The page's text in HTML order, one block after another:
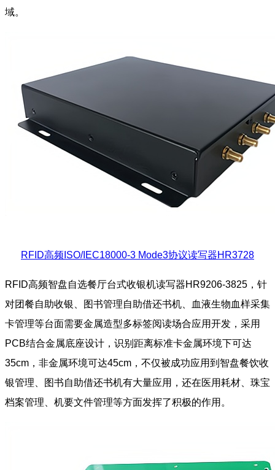
域。
RFID高频ISO/IEC18000-3 Mode3协议读写器HR3728
RFID高频智盘自选餐厅台式收银机读写器HR9206-3825，针
对团餐自助收银、图书管理自助借还书机、血液生物血样采集
卡管理等台面需要金属造型多标签阅读场合应用开发，采用
PCB结合金属底座设计，识别距离标准卡金属环境下可达
35cm，非金属环境可达45cm，不仅被成功应用到智盘餐饮收
银管理、图书自助借还书机有大量应用，还在医用耗材、珠宝
档案管理、机要文件管理等方面发挥了积极的作用。